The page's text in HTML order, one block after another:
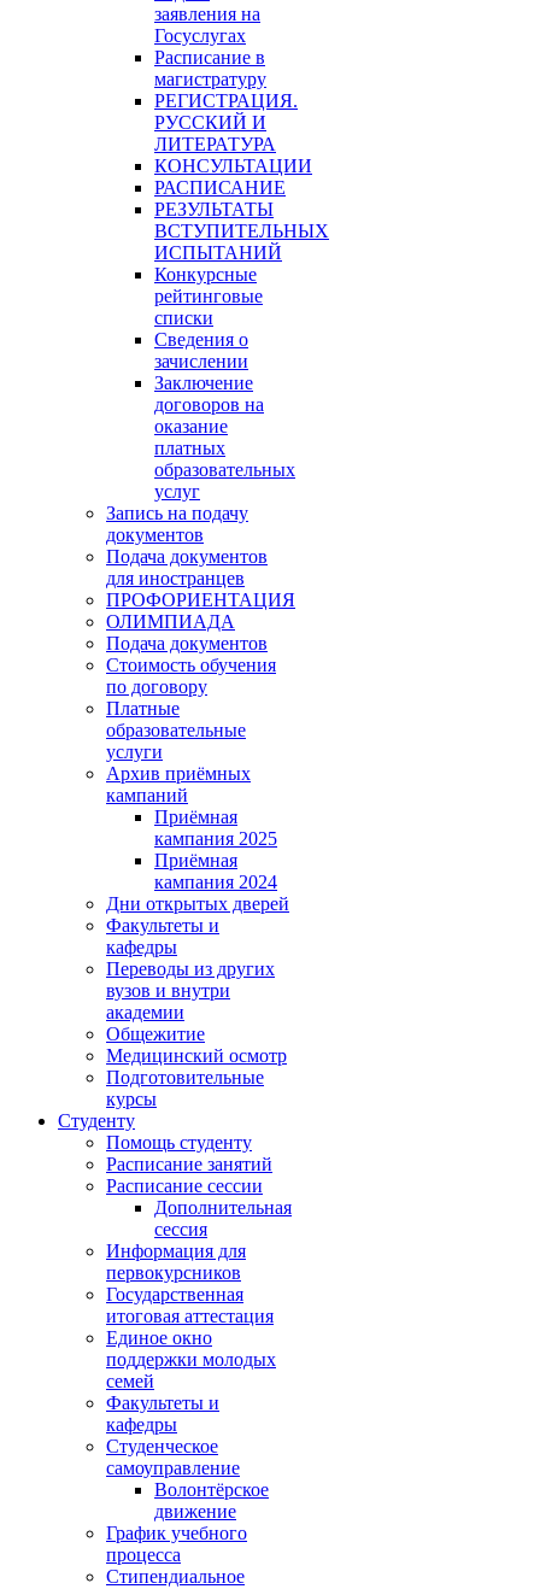
заявления на
Госуслугах
Расписание в
магистратуру
РЕГИСТРАЦИЯ.
РУССКИЙ И
ЛИТЕРАТУРА
КОНСУЛЬТАЦИИ
РАСПИСАНИЕ
РЕЗУЛЬТАТЫ
ВСТУПИТЕЛЬНЫХ
ИСПЫТАНИЙ
Конкурсные
рейтинговые
списки
Сведения о
зачислении
Заключение
договоров на
оказание
платных
образовательных
услуг
Запись на подачу
документов
Подача документов
для иностранцев
ПРОФОРИЕНТАЦИЯ
ОЛИМПИАДА
Подача документов
Стоимость обучения
по договору
Платные
образовательные
услуги
Архив приёмных
кампаний
Приёмная
кампания 2025
Приёмная
кампания 2024
Дни открытых дверей
Факультеты и
кафедры
Переводы из других
вузов и внутри
академии
Общежитие
Медицинский осмотр
Подготовительные
курсы
Студенту
Помощь студенту
Расписание занятий
Расписание сессии
Дополнительная
сессия
Информация для
первокурсников
Государственная
итоговая аттестация
Единое окно
поддержки молодых
семей
Факультеты и
кафедры
Студенческое
самоуправление
Волонтёрское
движение
График учебного
процесса
Стипендиальное